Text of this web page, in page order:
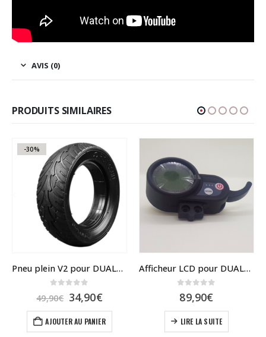
AVIS (0)
PRODUITS SIMILAIRES
-30%
Pneu plein V2 pour DUALTRON Raptor
49,90€ Le
prix
initial
était :
34,90€Le
prix
actuel
est :
AJOUTER AU PANIER
Afficheur LCD pour DUALTRON 2 et mini 4 pro
89,90€
LIRE LA SUITE